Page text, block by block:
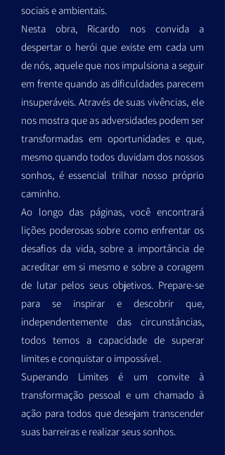
sociais e ambientais.
Nesta obra, Ricardo nos convida a
despertar o herói que existe em cada um
de nós, aquele que nos impulsiona a seguir
em frente quando as dificuldades parecem
insuperáveis. Através de suas vivências, ele
nos mostra que as adversidades podem ser
transformadas em oportunidades e que,
mesmo quando todos duvidam dos nossos
sonhos, é essencial trilhar nosso próprio
caminho.
Ao longo das páginas, você encontrará
lições poderosas sobre como enfrentar os
desafios da vida, sobre a importância de
acreditar em si mesmo e sobre a coragem
de lutar pelos seus objetivos. Prepare-se
para se inspirar e descobrir que,
independentemente das circunstâncias,
todos temos a capacidade de superar
limites e conquistar o impossível.
Superando Limites é um convite à
transformação pessoal e um chamado à
ação para todos que desejam transcender
suas barreiras e realizar seus sonhos.